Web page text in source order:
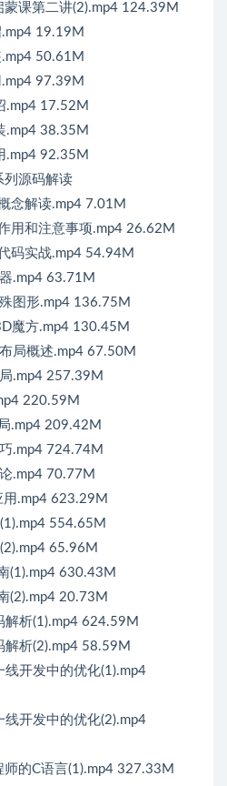
课第二讲(2).mp4 124.39M
19.19M
50.61M
97.39M
.mp4 17.52M
.mp4 38.35M
.mp4 92.35M
源码解读
念解读.mp4 7.01M
用和注意事项.mp4 26.62M
码实战.mp4 54.94M
.mp4 63.71M
图形.mp4 136.75M
魔方.mp4 130.45M
局概述.mp4 67.50M
.mp4 257.39M
220.59M
.mp4 209.42M
.mp4 724.74M
.mp4 70.77M
用.mp4 623.29M
554.65M
65.96M
(1).mp4 630.43M
(2).mp4 20.73M
解析(1).mp4 624.59M
解析(2).mp4 58.59M
开发中的优化(1).mp4
开发中的优化(2).mp4
的C语言(1).mp4 327.33M